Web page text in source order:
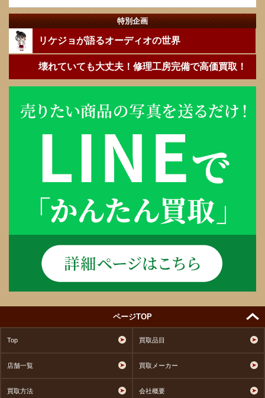
特別企画
リケジョが語るオーディオの世界
壊れていても大丈夫！修理工房完備で高価買取！
ページTOP
Top 買取品目
店舗一覧 買取メーカー
買取方法 会社概要